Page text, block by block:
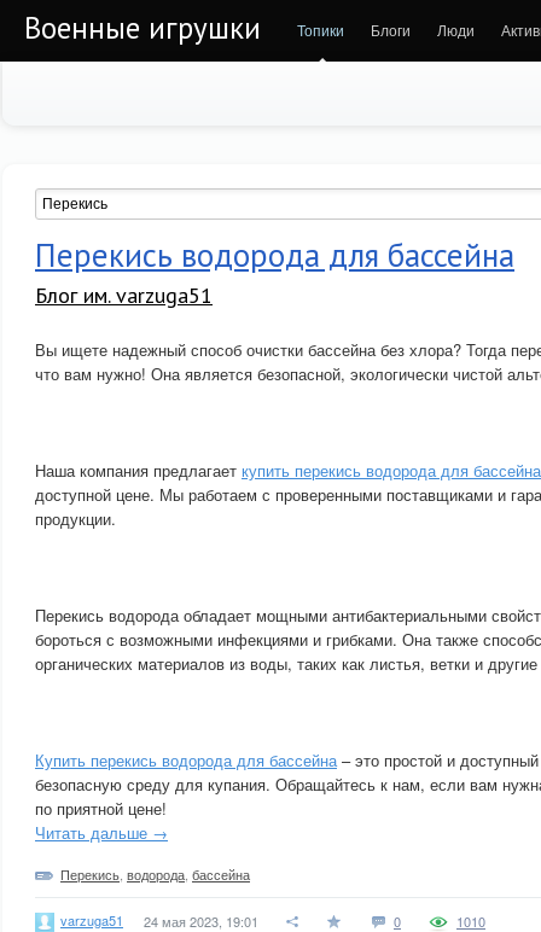
Военные игрушки Топики Блоги Люди
Перекись водорода для бассейна
Блог им. varzuga51
Вы ищете надежный способ очистки бассейна без хлора? Тогда
что вам нужно! Она является безопасной, экологически чистой
Наша компания предлагает купить перекись водорода для бассейна
доступной цене. Мы работаем с проверенными поставщиками и
продукции.
Перекись водорода обладает мощными антибактериальными
бороться с возможными инфекциями и грибками. Она также
органических материалов из воды, таких как листья, ветки и другие
Купить перекись водорода для бассейна– это простой и
безопасную среду для купания. Обращайтесь к нам, если вам
по приятной цене!
Читать дальше →
Перекись водорода бассейна
varzuga51 24 мая 2023, 19:01 0 1010